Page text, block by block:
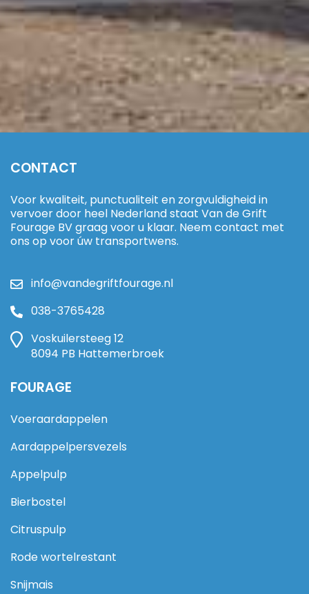
CONTACT
Voor kwaliteit, punctualiteit en zorgvuldigheid in
vervoer door heel Nederland staat Van de Grift
Fourage BV graag voor u klaar. Neem contact met
ons op voor úw transportwens.
info@vandegriftfourage.nl
038-3765428
Voskuilersteeg 12
8094 PB Hattemerbroek
FOURAGE
Voeraardappelen
Aardappelpersvezels
Appelpulp
Bierbostel
Citruspulp
Rode wortelrestant
Snijmais